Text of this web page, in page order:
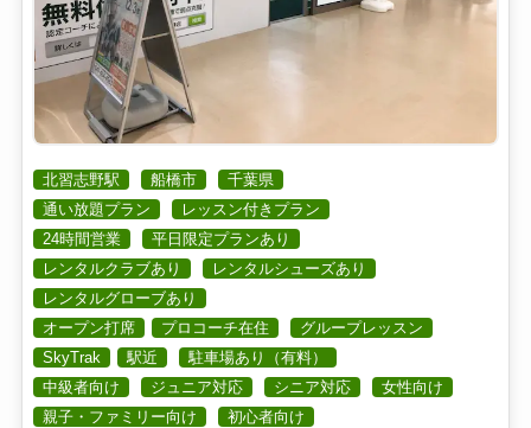
北習志野駅 船橋市
千葉県
通い放題プラン
レッスン付きプラン
24時間営業
平日限定プランあり
レンタルクラブあり
レンタルシューズあり
レンタルグローブあり
オープン打席
プロコーチ在住
グループレッスン
SkyTrak
駅近
駐車場あり（有料）
中級者向け
ジュニア対応 シニア対応
女性向け
親子・ファミリー向け
初心者向け